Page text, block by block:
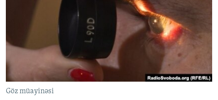
FOTOQALEREYA
AZƏRBAYCAN ƏDƏBIYYATI KITABXANASI
İZ - MƏDƏNIYYƏT PROQRAMI
PEŞƏ ETIKASI VƏ JURNALISTIKA STANDARTLARIMIZ
MATERIALLARIMIZDAN ISTIFADƏ
AZADLIQRADIOSU MOBIL TELEFONUNUZDA
BIZIMLƏ ƏLAQƏ
RFE/RL-in bütün saytları
Göz müayinəsi